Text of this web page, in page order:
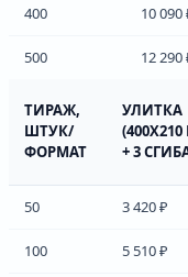
400 10 090
500 12 290
ТИРАЖ,
ШТУК/
ФОРМАТ
УЛИТКА
+ 3
50 3 420 ₽
100 5 510 ₽